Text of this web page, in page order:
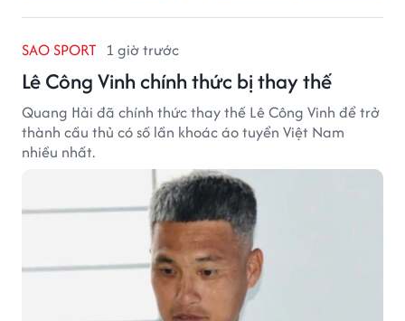
SAO SPORT 1 giờ trước
Lê Công Vinh chính thức bị thay thế
Quang Hải đã chính thức thay thế Lê Công Vinh để trở
thành cầu thủ có số lần khoác áo tuyển Việt Nam
nhiều nhất.